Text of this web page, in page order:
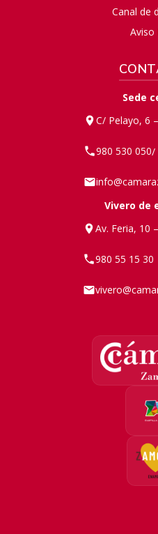
Canal de
Aviso
Sede
C/ Pelayo, 6
980 530 050/
Vivero de
Av. Feria, 10
980 55 15 30